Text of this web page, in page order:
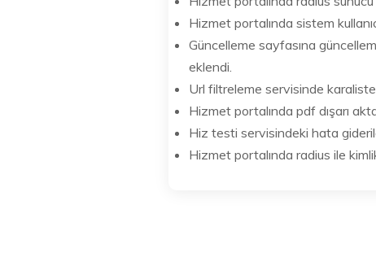
Hizmet portalında sistem
Güncelleme sayfasına
eklendi.
Url filtreleme servisinde
Hizmet portalında pdf dışarı
Hiz testi servisindeki hata
Hizmet portalında radius ile